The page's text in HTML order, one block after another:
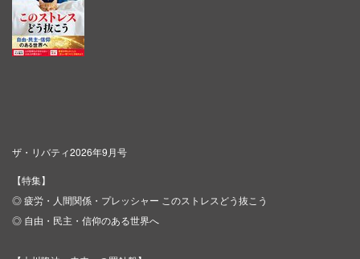
ザ・リバティ2026年9月号
【特集】
◎ 疲労・人間関係・プレッシャー このストレスどう抜こう
◎ 自由・民主・信仰のある世界へ